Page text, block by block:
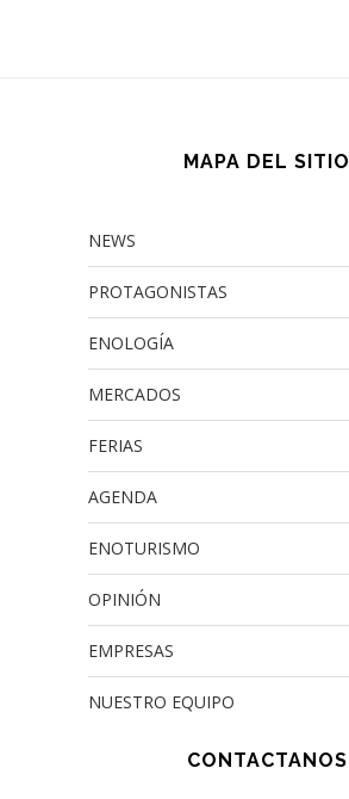
MAPA DEL SITIO
NEWS
PROTAGONISTAS
ENOLOGÍA
MERCADOS
FERIAS
AGENDA
ENOTURISMO
OPINIÓN
EMPRESAS
NUESTRO EQUIPO
CONTACTANOS